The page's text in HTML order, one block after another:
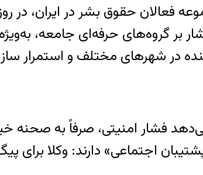
فعالان حقوق بشر در ایران،
بر گروه‌های حرفه‌ای جامعه،
در شهرهای مختلف و استمرار
فشار امنیتی، صرفاً به صحنه
اجتماعی» دارند: وکلا برای